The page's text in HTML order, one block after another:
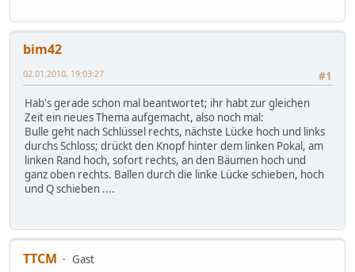
bim42
#1
02.01.2010, 19:03:27
Hab's gerade schon mal beantwortet; ihr habt zur gleichen
Zeit ein neues Thema aufgemacht, also noch mal:
Bulle geht nach Schlüssel rechts, nächste Lücke hoch und links
durchs Schloss; drückt den Knopf hinter dem linken Pokal, am
linken Rand hoch, sofort rechts, an den Bäumen hoch und
ganz oben rechts. Ballen durch die linke Lücke schieben, hoch
und Q schieben ....
TTCM
Gast